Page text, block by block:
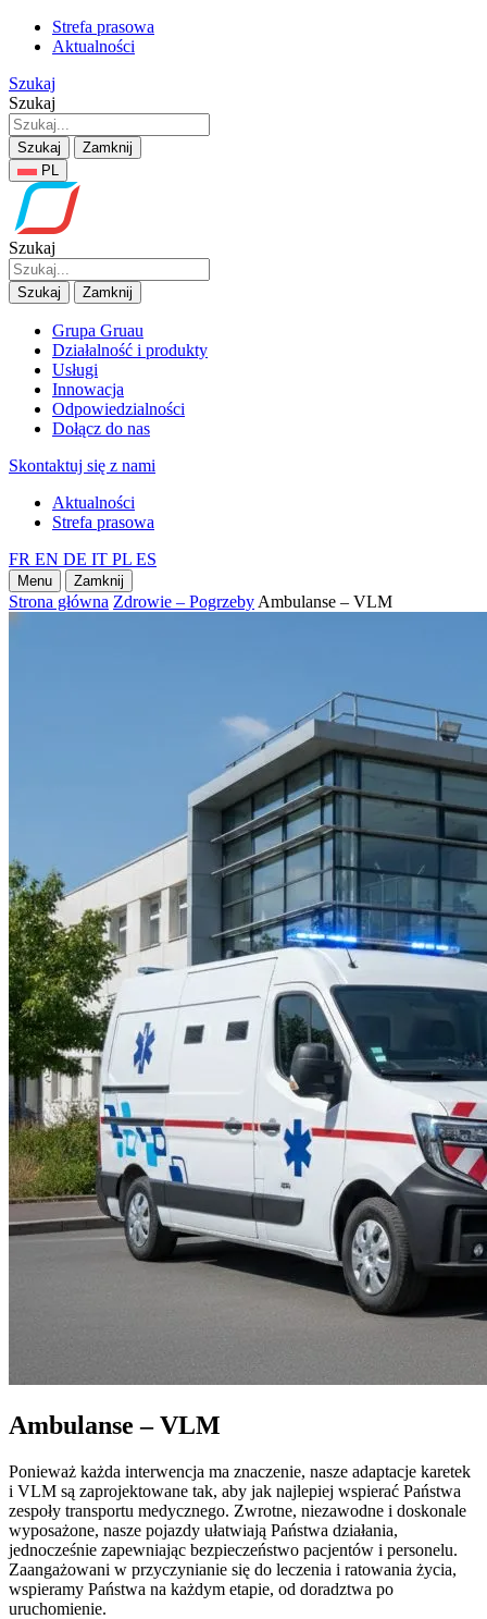
Strefa prasowa
Aktualności
Szukaj
Szukaj
Szukaj
Zamknij
PL
Szukaj
Szukaj Zamknij
Grupa Gruau
Działalność i produkty
Usługi
Innowacja
Odpowiedzialności
Dołącz do nas
Skontaktuj się z nami
Aktualności
Strefa prasowa
FR EN DE IT PL ES
Menu Zamknij
Strona główna Zdrowie – Pogrzeby Ambulanse – VLM
Ambulanse – VLM
Ponieważ każda interwencja ma znaczenie, nasze adaptacje karetek
i VLM są zaprojektowane tak, aby jak najlepiej wspierać Państwa
zespoły transportu medycznego. Zwrotne, niezawodne i doskonale
wyposażone, nasze pojazdy ułatwiają Państwa działania,
jednocześnie zapewniając bezpieczeństwo pacjentów i personelu.
Zaangażowani w przyczynianie się do leczenia i ratowania życia,
wspieramy Państwa na każdym etapie, od doradztwa po
uruchomienie.